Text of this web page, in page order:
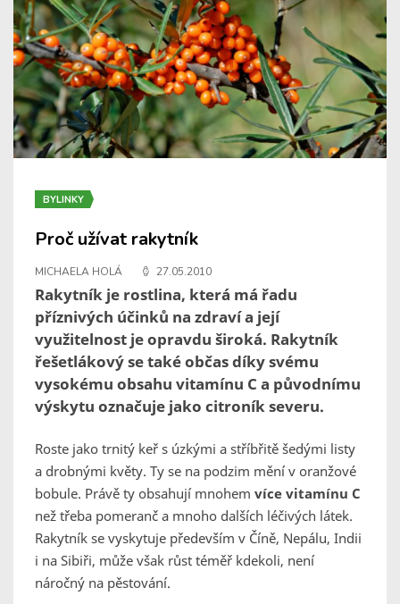
BYLINKY
Proč užívat rakytník
MICHAELA HOLÁ 27.05.2010
Rakytník je rostlina, která má řadu
příznivých účinků na zdraví a její
využitelnost je opravdu široká. Rakytník
řešetlákový se také občas díky svému
vysokému obsahu vitamínu C a původnímu
výskytu označuje jako citroník severu.
Roste jako trnitý keř s úzkými a stříbřitě šedými listy
a drobnými květy. Ty se na podzim mění v oranžové
bobule. Právě ty obsahují mnohem více vitamínu C
než třeba pomeranč a mnoho dalších léčivých látek.
Rakytník se vyskytuje především v Číně, Nepálu, Indii
i na Sibiři, může však růst téměř kdekoli, není
náročný na pěstování.